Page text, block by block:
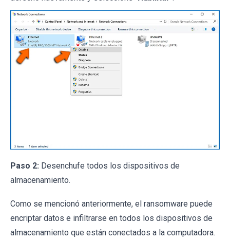
Paso 2: Desenchufe todos los dispositivos de
almacenamiento.
Como se mencionó anteriormente, el ransomware puede
encriptar datos e infiltrarse en todos los dispositivos de
almacenamiento que están conectados a la computadora.